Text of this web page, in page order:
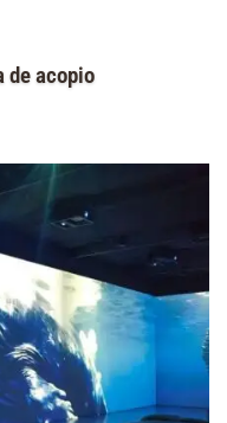
de acopio